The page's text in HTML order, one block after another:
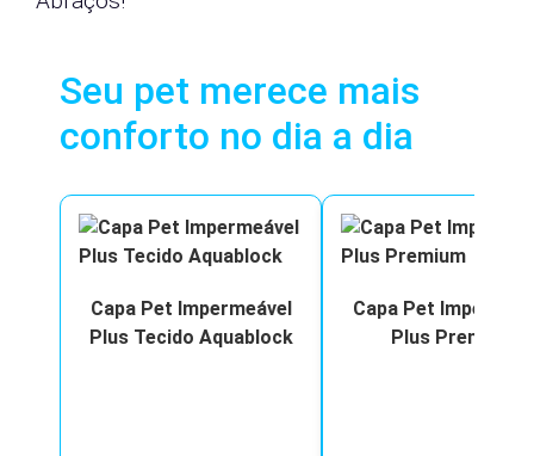
Seu pet merece mais
conforto no dia a dia
Capa Pet Impermeável
Plus Tecido Aquablock
Capa Pet
Plus Premium